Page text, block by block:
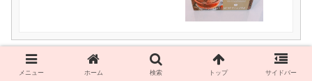
コメント
メニュー ホーム 検索 トップ サイドバー